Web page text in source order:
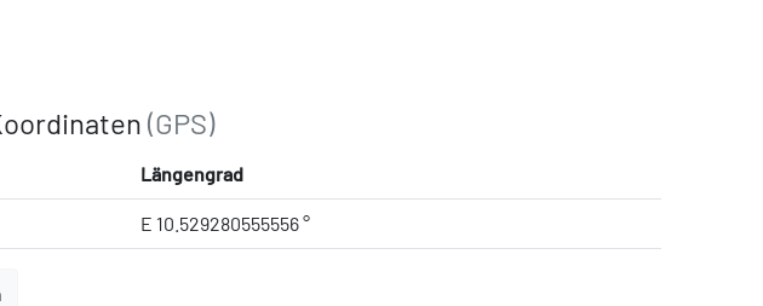
(GPS)
Längengrad
E 10.529280555556 °